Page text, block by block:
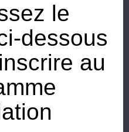
le
dessous
au